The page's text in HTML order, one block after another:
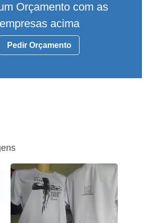
Orçamento com as
empresas acima
Pedir Orçamento